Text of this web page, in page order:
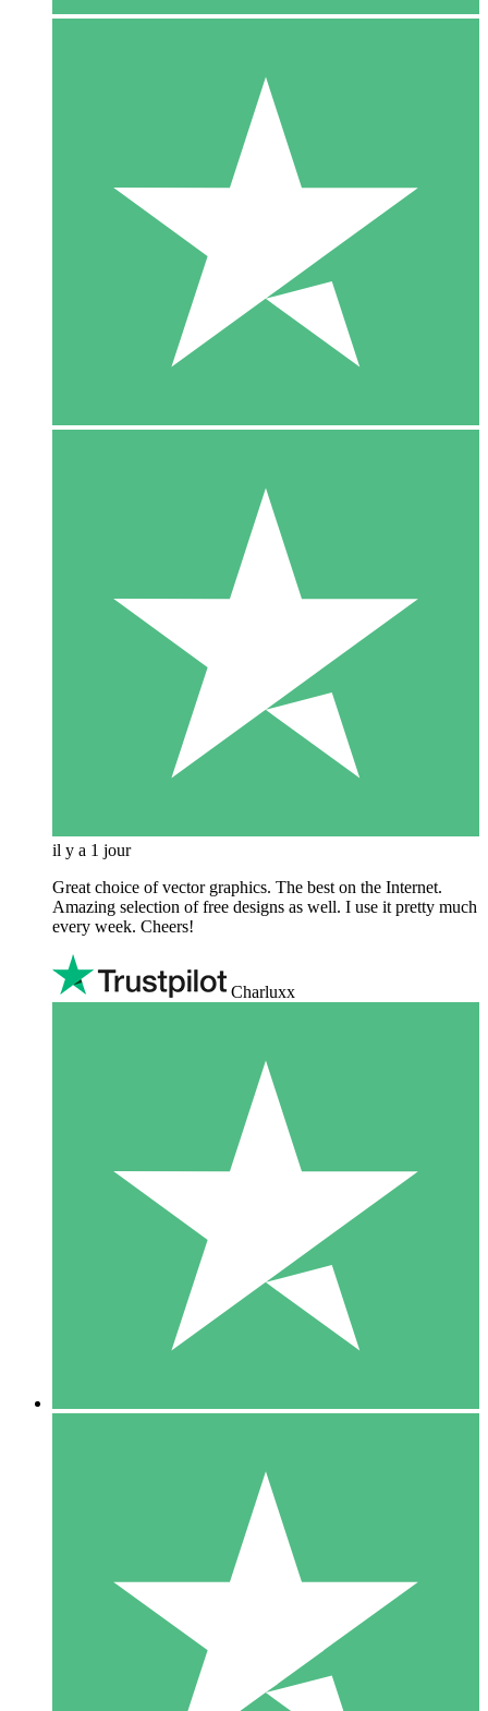
il y a 1 jour
Great choice of vector graphics. The best on the Internet.
Amazing selection of free designs as well. I use it pretty much
every week. Cheers!
Charluxx